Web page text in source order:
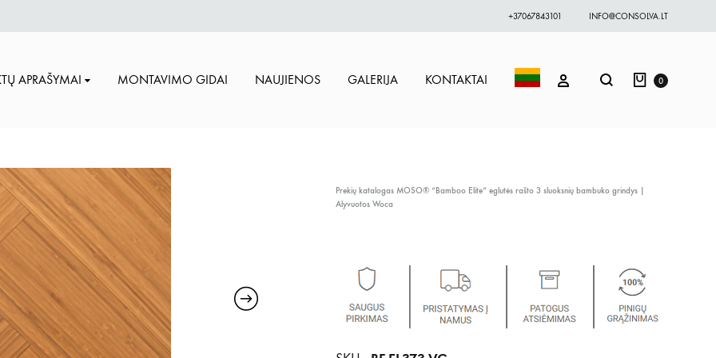
+37067843101 INFO@CONSOLVA.LT
APRAŠYMAI MONTAVIMO GIDAI NAUJIENOS GALERIJA KONTAKTAI PRISIJUNGTI
Paieška Krepšelis
0
Prekių katalogas MOSO® “Bamboo Elite” eglutės rašto 3 sluoksnių bambuko grindys |
Alyvuotos Woca